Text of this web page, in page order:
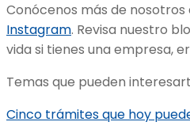
Conócenos más de
Instagram. Revisa nuestro
vida si tienes una empresa,
Temas que pueden
Cinco trámites que hoy